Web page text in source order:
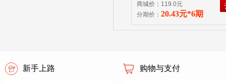
商城价：119.0元
分期价： 20.43元*6期
新手上路 购物与支付